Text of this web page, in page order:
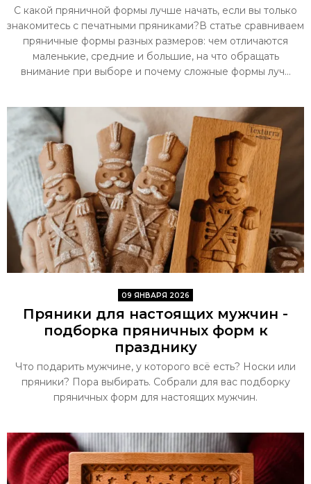
С какой пряничной формы лучше начать, если вы только
знакомитесь с печатными пряниками?В статье сравниваем
пряничные формы разных размеров: чем отличаются
маленькие, средние и большие, на что обращать
внимание при выборе и почему сложные формы луч...
09 ЯНВАРЯ 2026
Пряники для настоящих мужчин -
подборка пряничных форм к
празднику
Что подарить мужчине, у которого всё есть? Носки или
пряники? Пора выбирать. Собрали для вас подборку
пряничных форм для настоящих мужчин.